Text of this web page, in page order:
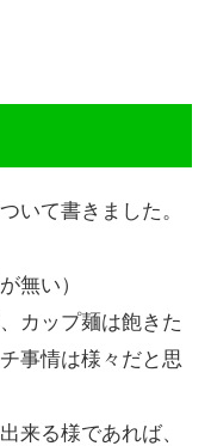
いて書きました。
無い）
カップ麺は飽きた
事情は様々だと思
来る様であれば、